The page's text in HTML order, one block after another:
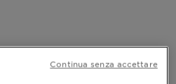
ORA
Continua senza accettare